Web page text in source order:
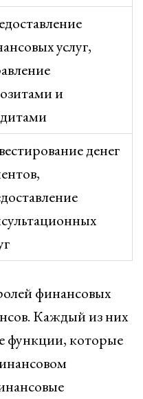
услуг,
и
денег
финансовых
Каждый из них
функции, которые